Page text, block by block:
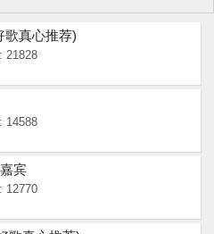
歌真心推荐)
21828
14588
宾
12770